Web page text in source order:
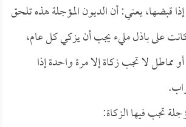
قبضها، يعني: أن الديون المؤجلة هذه تلحق
كانت على باذل مليء يجب أن يزكي كل عام،
مماطل لا تجب زكاة إلا مرة واحدة إذا
تجب فيها الزكاة: